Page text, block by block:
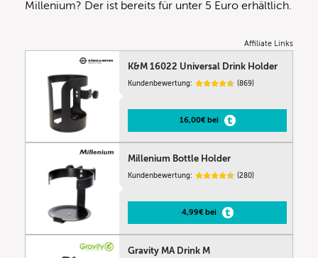
Millenium? Der ist bereits für unter 5 Euro erhältlich.
Affiliate Links
K&M 16022 Universal Drink Holder
Kundenbewertung: (869)
16,00€ bei
Millenium Bottle Holder
Kundenbewertung: (280)
4,99€ bei
Gravity MA Drink M